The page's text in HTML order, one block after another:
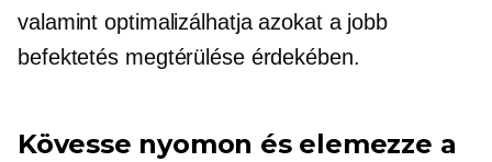
valamint optimalizálhatja azokat a jobb
befektetés megtérülése érdekében.
Kövesse nyomon és elemezze a